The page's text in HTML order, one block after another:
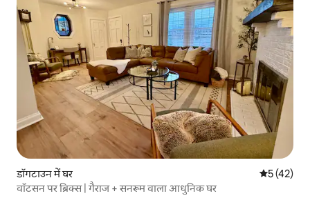
डॉगटाउन में घर औसत रेटिंग
5 (42)
वॉटसन पर ब्रिक्स | गैराज + सनरूम वाला आधुनिक घर